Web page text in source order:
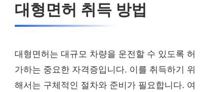
대형면허 취득 방법
대형면허는 대규모 차량을 운전할 수 있도록 허
가하는 중요한 자격증입니다. 이를 취득하기 위
해서는 구체적인 절차와 준비가 필요합니다. 여